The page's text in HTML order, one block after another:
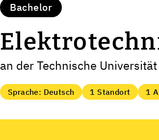
Bachelor
an der Technische
Sprache: Deutsch 1 Standort 1